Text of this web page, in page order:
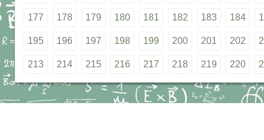
177 178 179 180 181 182 183 184
195 196 197 198 199 200 201 202
213 214 215 216 217 218 219 220